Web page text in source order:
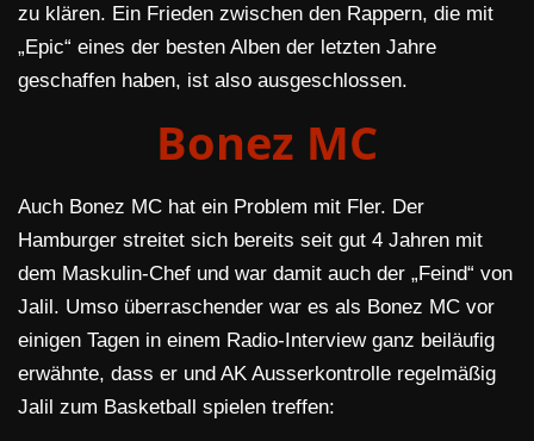
zu klären. Ein Frieden zwischen den Rappern, die mit
„Epic“ eines der besten Alben der letzten Jahre
geschaffen haben, ist also ausgeschlossen.
Bonez MC
Auch Bonez MC hat ein Problem mit Fler. Der
Hamburger streitet sich bereits seit gut 4 Jahren mit
dem Maskulin-Chef und war damit auch der „Feind“ von
Jalil. Umso überraschender war es als Bonez MC vor
einigen Tagen in einem Radio-Interview ganz beiläufig
erwähnte, dass er und AK Ausserkontrolle regelmäßig
Jalil zum Basketball spielen treffen: